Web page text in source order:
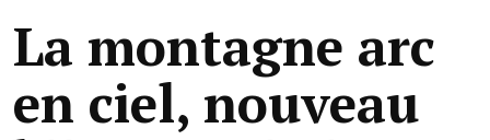
La montagne arc
en ciel, nouveau